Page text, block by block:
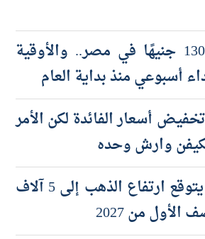
الذهب يقفز 130 جنيهًا في مصر.. والأوقية
أسبوعي منذ بداية العام
أسعار الفائدة لكن الأمر
وارش وحده
«يو بي إس» يتوقع ارتفاع الذهب إلى 5 آلاف
من 2027